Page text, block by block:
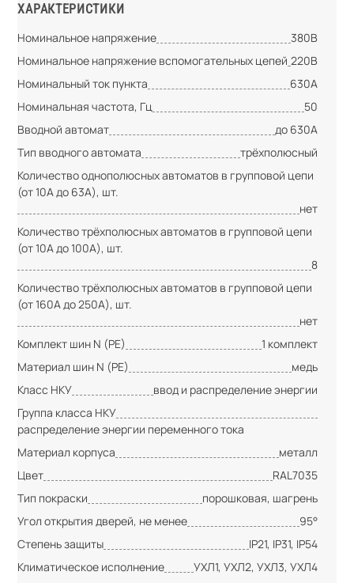
ХАРАКТЕРИСТИКИ
Номинальное напряжение
380В
Номинальное напряжение вспомогательных цепей 220В
Номинальный ток пункта
630А
Номинальная частота, Гц
50
Вводной автомат
до 630А
Тип вводного автомата
трёхполюсный
Количество однополюсных автоматов в групповой цепи
(от 10А до 63А), шт.
нет
Количество трёхполюсных автоматов в групповой цепи
(от 10А до 100А), шт.
8
Количество трёхполюсных автоматов в групповой цепи
(от 160А до 250А), шт.
нет
Комплект шин N (PE)
1 комплект
Материал шин N (PE)
медь
Класс НКУ
ввод и распределение энергии
Группа класса НКУ
распределение энергии переменного тока
Материал корпуса
металл
Цвет
RAL7035
Тип покраски
порошковая, шагрень
Угол открытия дверей, не менее
95°
Степень защиты
IP21, IP31, IP54
Климатическое исполнение
УХЛ1, УХЛ2, УХЛ3, УХЛ4